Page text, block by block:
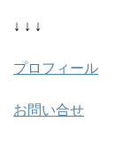
↓ ↓ ↓
プロフィール
お問い合せ